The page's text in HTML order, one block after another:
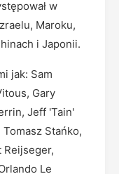
w
Maroku,
i Japonii.
jak: Sam
Gary
Jeff 'Tain'
Stańko,
Reijseger,
Le